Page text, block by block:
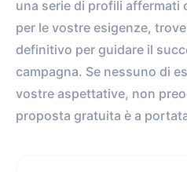
una serie di profili
per le vostre esigenze,
definitivo per guidare il
campagna. Se nessuno di
vostre aspettative, non
proposta gratuita è a